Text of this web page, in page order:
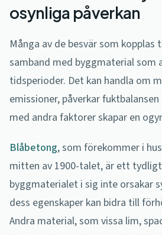
osynliga påverkan
Många av de besvär som kopplas
samband med byggmaterial som
tidsperioder. Det kan handla om
emissioner, påverkar
med andra faktorer skapar en
Blåbetong, som förekommer i
mitten av 1900-talet, är ett
byggmaterialet i sig inte orsakar
dess egenskaper kan bidra till
Andra material, som vissa lim,